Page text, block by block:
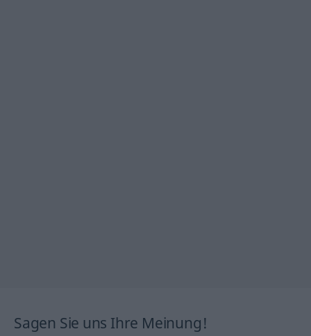
Sagen Sie uns Ihre Meinung!